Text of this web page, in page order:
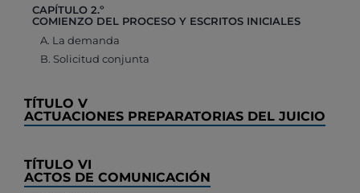
CAPÍTULO 2.º
COMIENZO DEL PROCESO Y ESCRITOS INICIALES
A. La demanda
B. Solicitud conjunta
TÍTULO V
ACTUACIONES PREPARATORIAS DEL JUICIO
TÍTULO VI
ACTOS DE COMUNICACIÓN